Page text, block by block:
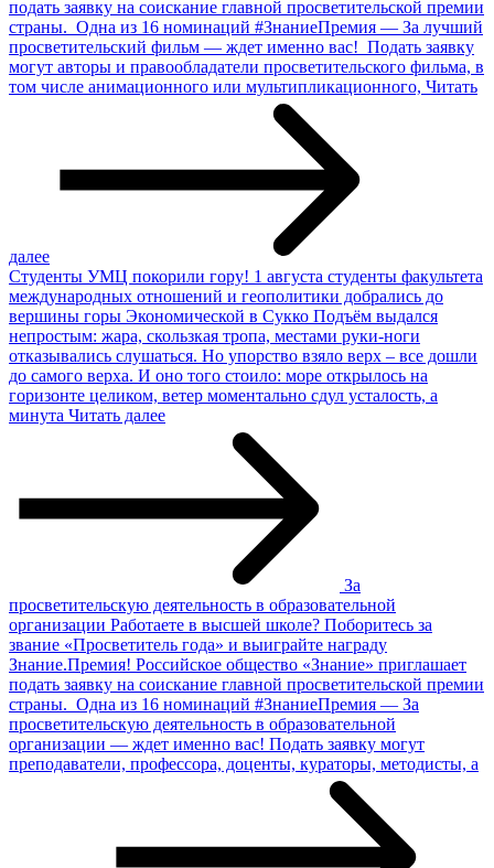
подать заявку на соискание главной просветительской премии
страны. Одна из 16 номинаций #ЗнаниеПремия — За лучший
просветительский фильм — ждет именно вас! Подать заявку
могут авторы и правообладатели просветительского фильма, в
том числе анимационного или мультипликационного, Читать
далее
Студенты УМЦ покорили гору! 1 августа студенты факультета
международных отношений и геополитики добрались до
вершины горы Экономической в Сукко Подъём выдался
непростым: жара, скользкая тропа, местами руки-ноги
отказывались слушаться. Но упорство взяло верх – все дошли
до самого верха. И оно того стоило: море открылось на
горизонте целиком, ветер моментально сдул усталость, а
минута Читать далее
За
просветительскую деятельность в образовательной
организации Работаете в высшей школе? Поборитесь за
звание «Просветитель года» и выиграйте награду
Знание.Премия! Российское общество «Знание» приглашает
подать заявку на соискание главной просветительской премии
страны. Одна из 16 номинаций #ЗнаниеПремия — За
просветительскую деятельность в образовательной
организации — ждет именно вас! Подать заявку могут
преподаватели, профессора, доценты, кураторы, методисты, а